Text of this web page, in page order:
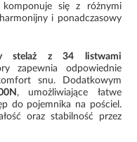
komponuje się z różnymi
i ponadczasowy
stelaż z 34 listwami
zapewnia odpowiednie
snu. Dodatkowym
, umożliwiające łatwe
do pojemnika na pościel.
oraz stabilność przez